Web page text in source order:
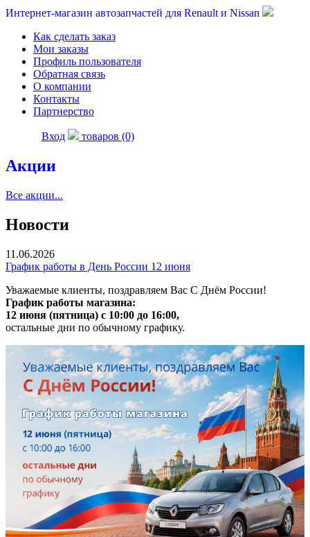
Интернет-магазин автозапчастей для Renault и Nissan
Как сделать заказ
Мои заказы
Профиль пользователя
Обратная связь
О компании
Контакты
Партнерство
Вход товаров (0)
Акции
Все акции...
Новости
11.06.2026
График работы в День России 12 июня
Уважаемые клиенты, поздравляем Вас С Днём России!
График работы магазина:
12 июня (пятница) с 10:00 до 16:00,
остальные дни по обычному графику.